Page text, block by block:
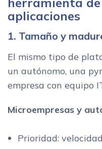
aplicaciones
1. Tamaño y
El mismo tipo de
un autónomo, una
empresa con equipo
Microempresas y
Prioridad: